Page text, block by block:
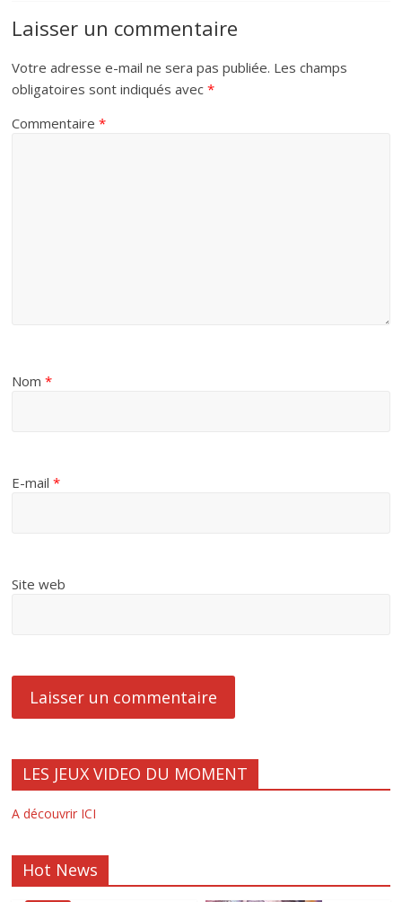
Laisser un commentaire
Votre adresse e-mail ne sera pas publiée. Les champs
obligatoires sont indiqués avec*
Commentaire*
Nom*
E-mail*
Site web
LES JEUX VIDEO DU MOMENT
A découvrir ICI
Hot News